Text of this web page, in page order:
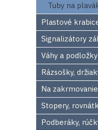
Tuby na
Plastové
Signalizátory
Váhy a
Rázsošky,
Na
Stopery,
Podberáky,